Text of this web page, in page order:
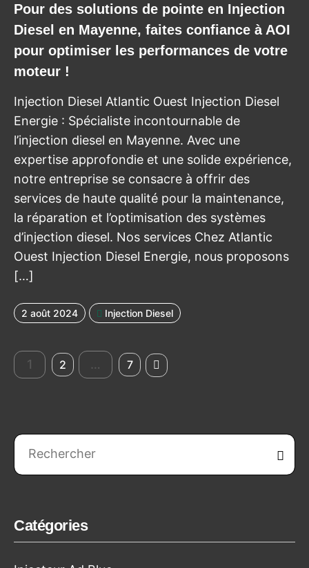
Pour des solutions de pointe en Injection
Diesel en Mayenne, faites confiance à AOI
pour optimiser les performances de votre
moteur !
Injection Diesel Atlantic Ouest Injection Diesel
Energie : Spécialiste incontournable de
l’injection diesel en Mayenne. Avec une
expertise approfondie et une solide expérience,
notre entreprise se consacre à offrir des
services de haute qualité pour la maintenance,
la réparation et l’optimisation des systèmes
d’injection diesel. Nos services Chez Atlantic
Ouest Injection Diesel Energie, nous proposons
[…]
2 août 2024 Injection Diesel
1 2 … 7
Page suivante
Catégories